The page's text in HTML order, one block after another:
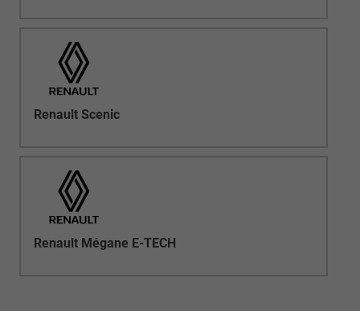
Renault Scenic
Renault Mégane E-TECH